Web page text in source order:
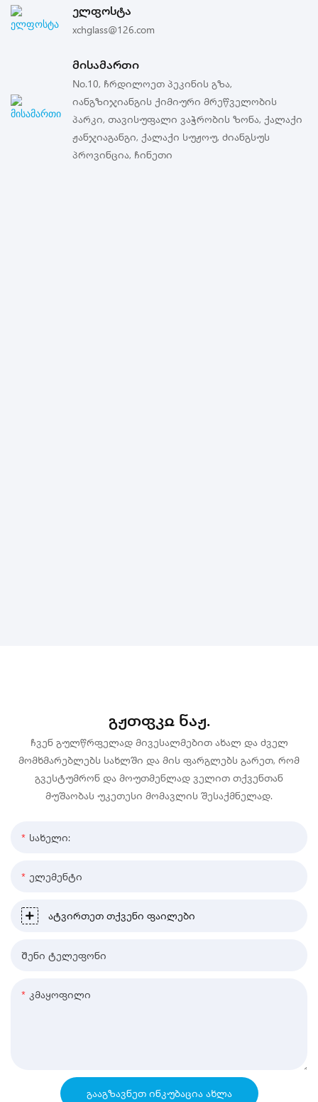
ელფოსტა
xchglass@126.com
მისამართი
No.10, ჩრდილოეთ პეკინის გზა,
იანგზიჯიანგის ქიმიური მრეწველობის
პარკი, თავისუფალი ვაჭრობის ზონა, ქალაქი
ჟანჯიაგანგი, ქალაქი სუჟოუ, ძიანგსუს
პროვინცია, ჩინეთი
Გჟთფკჲ Ნაჟ.
ჩვენ გულწრფელად მივესალმებით ახალ და ძველ
მომხმარებლებს სახლში და მის ფარგლებს გარეთ, რომ
გვესტუმრონ და მოუთმენლად ველით თქვენთან
მუშაობას უკეთესი მომავლის შესაქმნელად.
Სახელი:
Ელემენტი
Ატვირთეთ Თქვენი Ფაილები
Შენი Ტელეფონი
Კმაყოფილი
ᲒᲐᲐᲒᲖᲐᲕᲜᲔᲗ ᲘᲜᲙᲣᲑᲐᲪᲘᲐ ᲐᲮᲚᲐ